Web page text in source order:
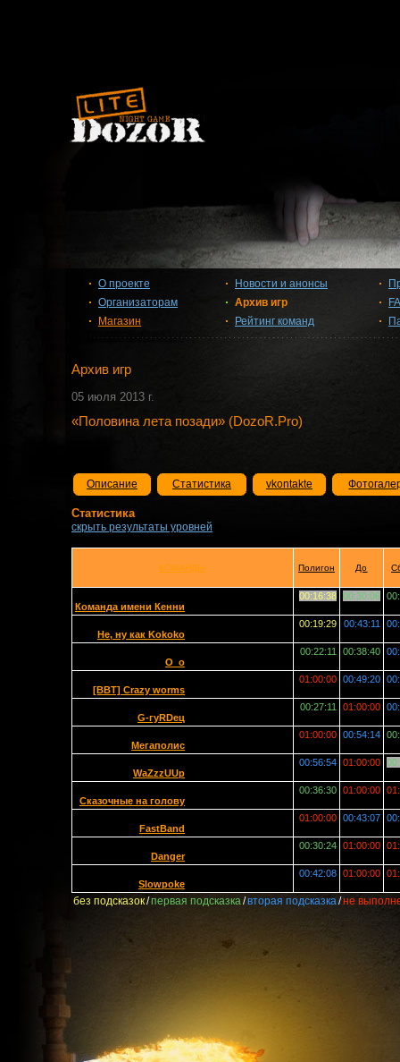
О проекте
Организаторам
Магазин
Новости и анонсы
Архив игр
Рейтинг команд
Архив игр
05 июля 2013 г.
«Половина лета позади» (DozoR.Pro)
Описание Статистика vkontakte
Статистика
скрыть результаты уровней
КОМАНДЫ Полигон До
Команда имени Кенни
00:16:38 00:30:06
Не, ну как Kokoko
00:19:29 00:43:11
O_o
00:22:11 00:38:40
[BBT] Crazy worms
01:00:00 00:49:20
G-гуRDец
00:27:11 01:00:00
Мегаполис
01:00:00 00:54:14
WaZzzUUp
00:56:54 01:00:00
Сказочные на голову
00:36:30 01:00:00
FastBand
01:00:00 00:43:07
Danger
00:30:24 01:00:00
Slowpoke
00:42:08 01:00:00
без подсказок/первая подсказка/вторая подсказка/не